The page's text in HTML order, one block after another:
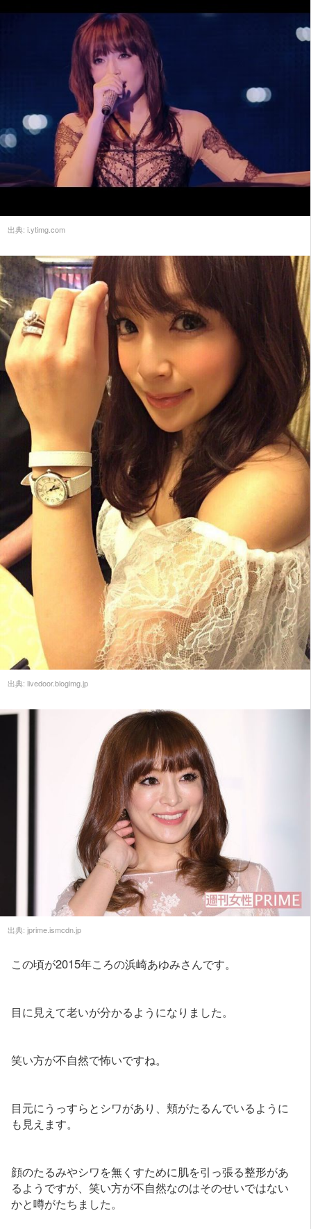
出典: i.ytimg.com
出典: livedoor.blogimg.jp
出典: jprime.ismcdn.jp
この頃が2015年ころの浜崎あゆみさんです。
目に見えて老いが分かるようになりました。
笑い方が不自然で怖いですね。
目元にうっすらとシワがあり、頬がたるんでいるように
も見えます。
顔のたるみやシワを無くすために肌を引っ張る整形があ
るようですが、笑い方が不自然なのはそのせいではない
かと噂がたちました。